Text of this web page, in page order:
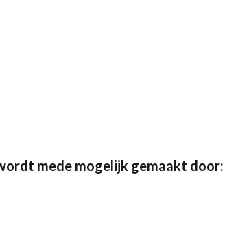
mede mogelijk gemaakt door: